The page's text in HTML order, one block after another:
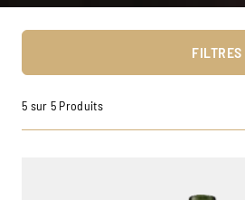
FILTRES
5 sur 5 Produits